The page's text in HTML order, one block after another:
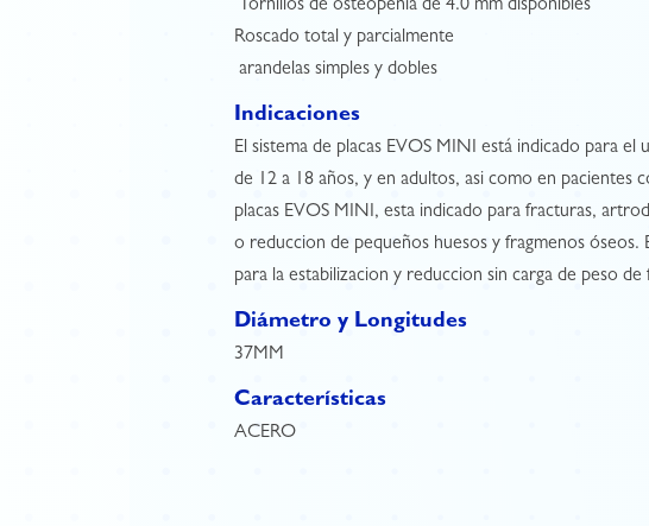
 Tornillos de osteopenia de 4.0 mm disponibles
Roscado total y parcialmente
 arandelas simples y dobles
Indicaciones
El sistema de placas EVOS MINI está indicado para el
de 12 a 18 años, y en adultos, asi como en pacientes
placas EVOS MINI, esta indicado para fracturas,
o reduccion de pequeños huesos y fragmenos óseos.
para la estabilizacion y reduccion sin carga de peso
Diámetro y Longitudes
37MM
Características
ACERO